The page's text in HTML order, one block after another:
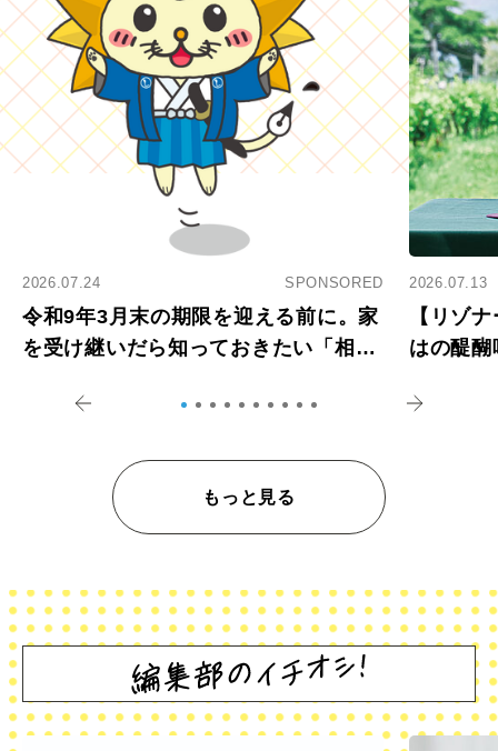
2026.07.24 SPONSORED
令和9年3月末の期限を迎える前に。家
を受け継いだら知っておきたい「相続
2026.07.13
【リゾ
はの醍
もっと見る